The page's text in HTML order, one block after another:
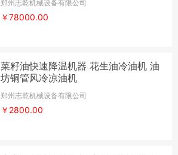
郑州志乾机械设备有限公司
￥78000.00
菜籽油快速降温机器 花生油冷油机 油
坊铜管风冷凉油机
郑州志乾机械设备有限公司
￥2800.00